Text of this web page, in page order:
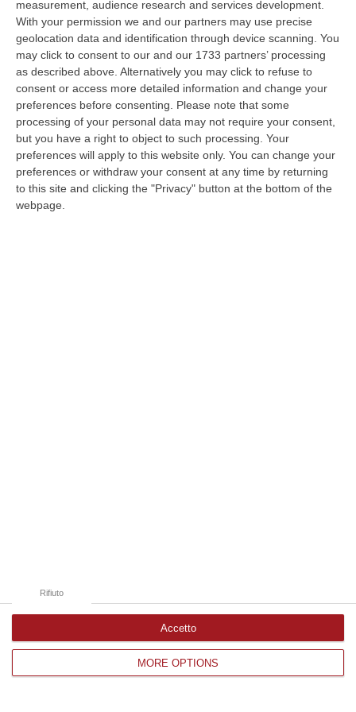
measurement, audience research and services development.
With your permission we and our partners may use precise
geolocation data and identification through device scanning. You
may click to consent to our and our 1733 partners’ processing
as described above. Alternatively you may click to refuse to
consent or access more detailed information and change your
preferences before consenting.
Please note that some
processing of your personal data may not require your consent,
but you have a right to object to such processing. Your
preferences will apply to this website only. You can change your
preferences or withdraw your consent at any time by returning
to this site and clicking the "Privacy" button at the bottom of the
webpage.
MORE OPTIONS
Rifiuto
Accetto
Senese (Uil): «Fare Impresa In Calabria Resta Difficile E
Pericoloso»
“CATANZARO «Fare impresa in Calabria continua a essere complicato,
spesso pericoloso. Non c’è provincia in cui non si segnalino ev…
10 Agosto, 11:00
Catanzaro, Adesso La Priorità È Completare La Rosa: Polito
Accelera Sul Centrocampo
“CATANZARO Il messaggio arrivato di recente dal presidente Floriano
Noto è chiaro: prima bisogna completare l’organico, poi si potrà ragiona…
10 Agosto, 10:44
Corriere delle Calabria è una testata giornalistica di News&Com S.r.l